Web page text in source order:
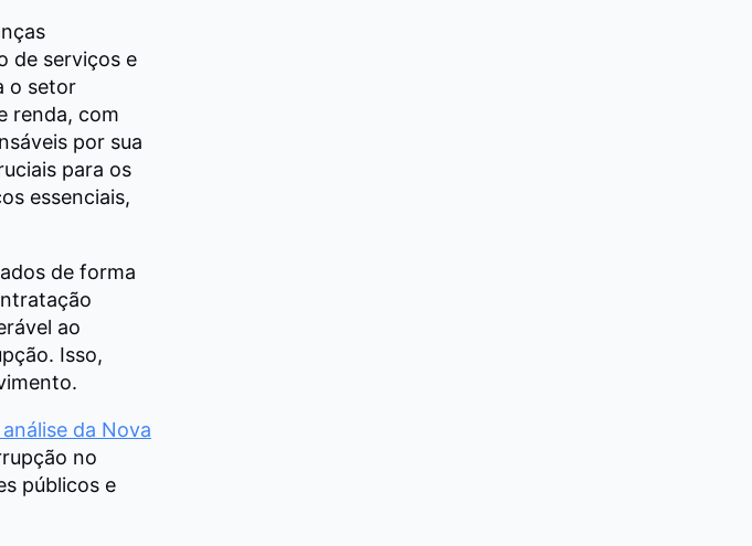
de serviços e
o setor
renda, com
por sua
para os
essenciais,
de forma
ao
Isso,
da Nova
no
públicos e